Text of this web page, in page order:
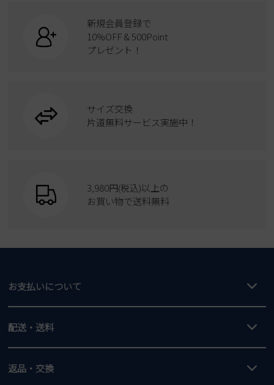
カジュアルシューズ
ワークシューズ
ウェア
moz
ローファー
ブーツ
Parade
GAP
スクール
new balance
瞬足
ボディバッグ
ハンドバッグ
トートバッグ
ケア用品
新規会員登録で
10%OFF & 500Point
プレゼント！
サイズ交換
片道無料サービス実施中！
3,980円(税込)以上の
お買い物で送料無料
お支払いについて
PayPay（オンライン決済）、代金引換のご利用が可能です。
配送・送料
北海道・本州・四国・九州…550円
全国一律…220円（税込）
返品・交換